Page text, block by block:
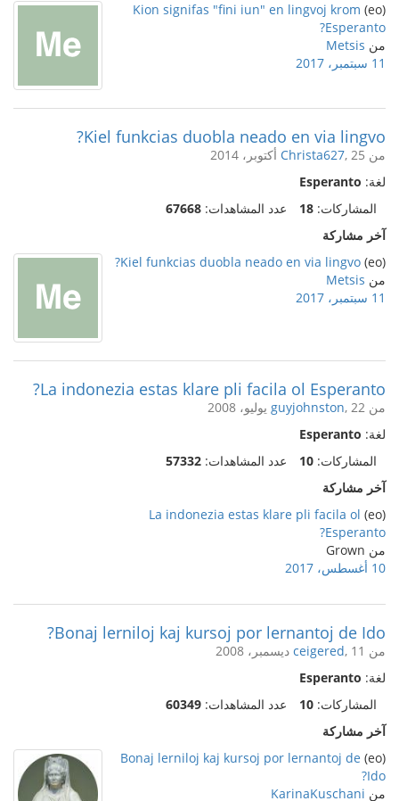
(eo)
Kion signifas "fini iun" en lingvoj krom
Esperanto?
من Metsis
11 سبتمبر، 2017
Kiel funkcias duobla neado en via lingvo?
من Christa627, 25 أكتوبر، 2014
لغة: Esperanto
المشاركات: 18 عدد المشاهدات: 67668
آخر مشاركة
(eo)
Kiel funkcias duobla neado en via lingvo?
من Metsis
11 سبتمبر، 2017
La indonezia estas klare pli facila ol Esperanto?
من guyjohnston, 22 يوليو، 2008
لغة: Esperanto
المشاركات: 10 عدد المشاهدات: 57332
آخر مشاركة
(eo)
La indonezia estas klare pli facila ol
Esperanto?
من Grown
10 أغسطس، 2017
Bonaj lerniloj kaj kursoj por lernantoj de Ido?
من ceigered, 11 ديسمبر، 2008
لغة: Esperanto
المشاركات: 10 عدد المشاهدات: 60349
آخر مشاركة
(eo)
Bonaj lerniloj kaj kursoj por lernantoj de
Ido?
من KarinaKuschani